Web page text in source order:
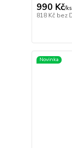
990 Kč/ks
818 Kč bez
Novinka